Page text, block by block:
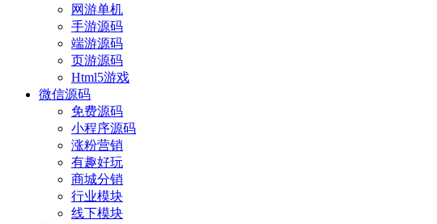
网游单机
手游源码
端游源码
页游源码
Html5游戏
微信源码
免费源码
小程序源码
涨粉营销
有趣好玩
商城分销
行业模块
线下模块